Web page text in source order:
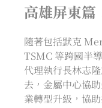
高雄屏東篇
隨著包括默克
TSMC 等跨國半
代理執行長林志
去，金屬中心協
業轉型升級，協